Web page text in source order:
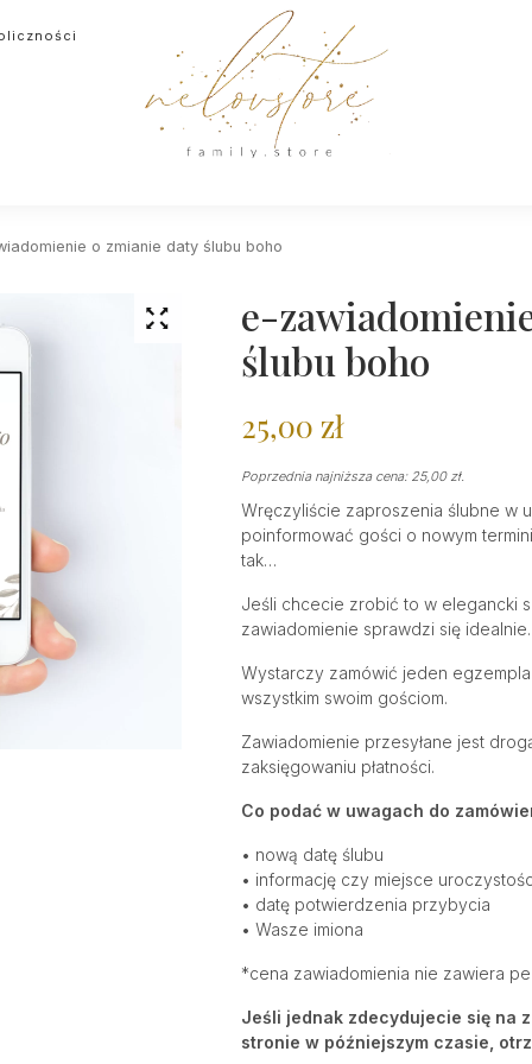
o zmianie daty ślubu boho
e-
ślubu boho
25,00 zł
Poprzednia najniższa cena: 25,00 zł.
Wręczyliście zaproszenia ślubne w
poinformować gości o nowym
tak…
Jeśli chcecie zrobić to w elegancki
zawiadomienie sprawdzi się idealnie.
Wystarczy zamówić jeden
wszystkim swoim gościom.
Zawiadomienie przesyłane jest
zaksięgowaniu płatności.
Co podać w uwagach do
• nową datę ślubu
• informację czy miejsce
• datę potwierdzenia przybycia
• Wasze imiona
*cena zawiadomienia nie zawiera
Jeśli jednak zdecydujecie się na
stronie w późniejszym czasie,